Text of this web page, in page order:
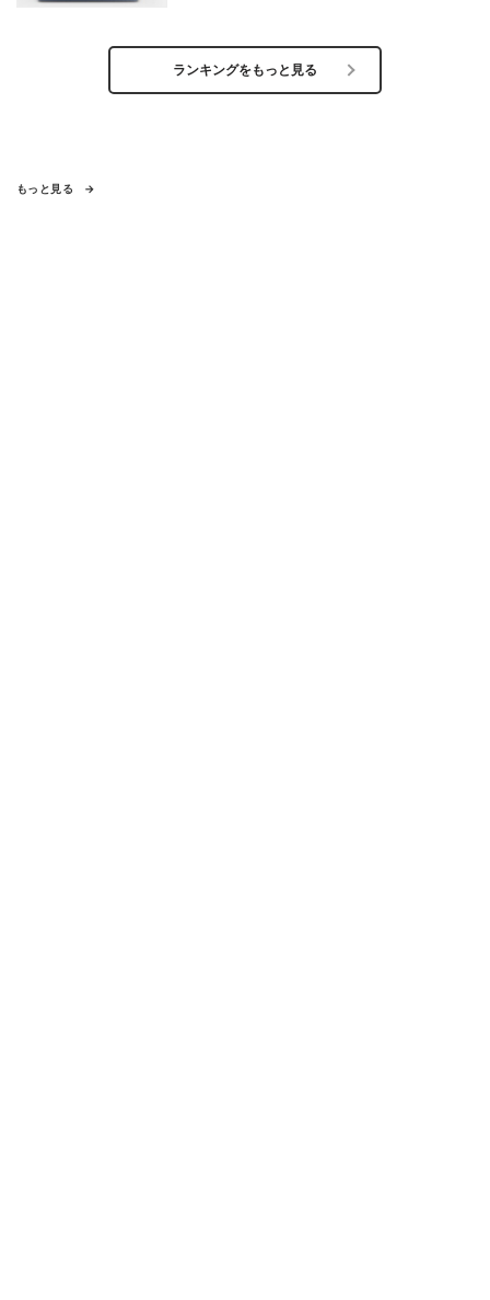
ランキングをもっと見る
もっと見る